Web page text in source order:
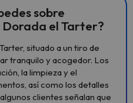
sobre
el Tarter?
situado a un tiro de
tranquilo y acogedor. Los
la limpieza y el
así como los detalles
clientes señalan que